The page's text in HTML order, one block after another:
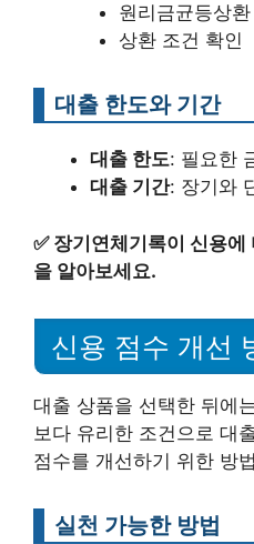
원리금균등상
상환 조건 확인
대출 한도와 기간
대출 한도: 필요한
대출 기간: 장기와
✅ 장기연체기록이 신용에
을 알아보세요.
신용 점수 개선
대출 상품을 선택한 뒤에
보다 유리한 조건으로 대
점수를 개선하기 위한 방
실천 가능한 방법